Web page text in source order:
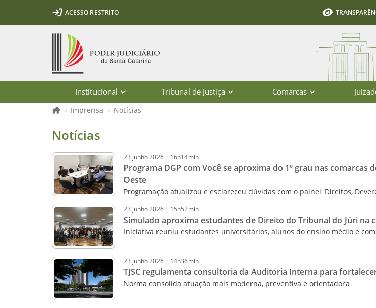
Ir para o conteúdo
Ir para a ferramenta de acessibilidade - Rybená
Ir para o menu principal
Ir para a pesquisa
Ir para o rodapé
Ir para a página inicialACESSO RESTRITO
Institucional Tribunal de Justiça Comarcas
Página inicial
Imprensa Notícias
Notícias - Imprensa - Poder Judiciário de Santa Catarina
Notícias
23 junho2026 | 16h14min
Programa DGP com Você se aproxima do 1º grau nas comarcas
Oeste
Programação atualizou e esclareceu dúvidas com o painel 'Direitos,
23 junho2026 | 15h52min
Simulado aproxima estudantes de Direito do Tribunal do Júri na
Iniciativa reuniu estudantes universitários, alunos do ensino médio e
23 junho2026 | 14h36min
TJSC regulamenta consultoria da Auditoria Interna para
Norma consolida atuação mais moderna, preventiva e orientadora